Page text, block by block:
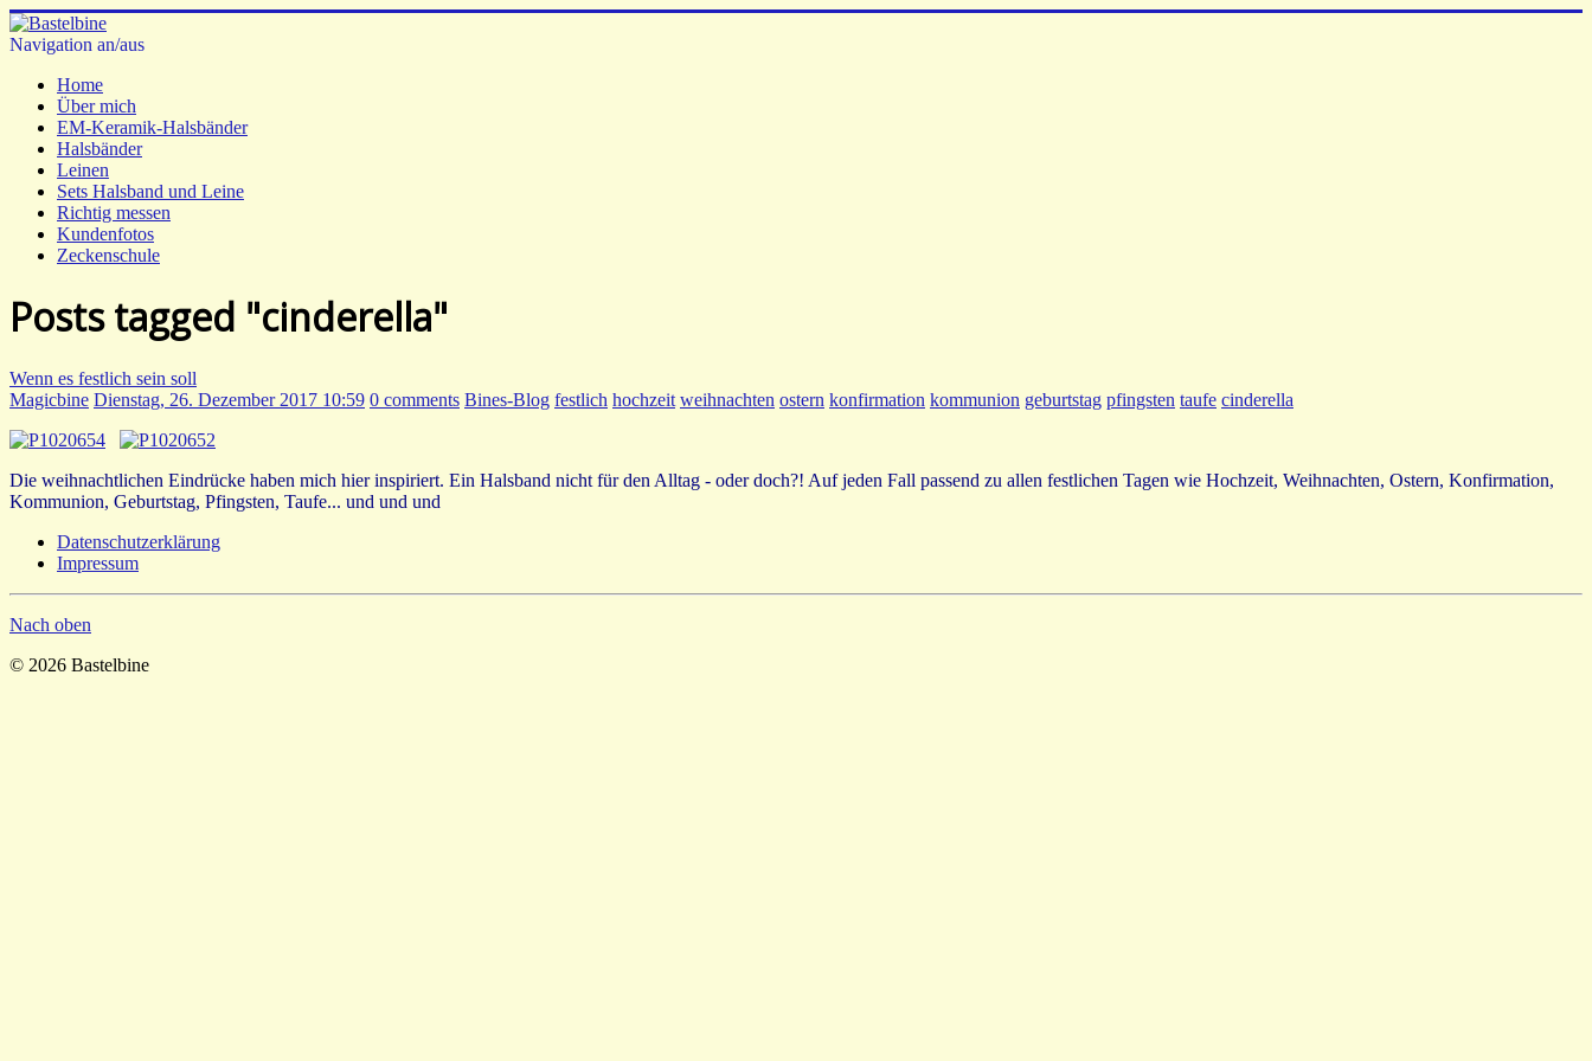
Navigation an/aus
Home
Über mich
EM-Keramik-Halsbänder
Halsbänder
Leinen
Sets Halsband und Leine
Richtig messen
Kundenfotos
Zeckenschule
Posts tagged "cinderella"
Wenn es festlich sein soll
Magicbine Dienstag, 26. Dezember 2017 10:59 0 comments Bines-Blog festlich hochzeit weihnachten ostern konfirmation kommunion geburtstag pfingsten taufe cinderella
Die weihnachtlichen Eindrücke haben mich hier inspiriert. Ein Halsband nicht für den Alltag - oder doch?! Auf jeden Fall passend zu allen festlichen Tagen wie Hochzeit, Weihnachten, Ostern, Konfirmation,
Kommunion, Geburtstag, Pfingsten, Taufe... und und und
Datenschutzerklärung
Impressum
Nach oben
© 2026 Bastelbine